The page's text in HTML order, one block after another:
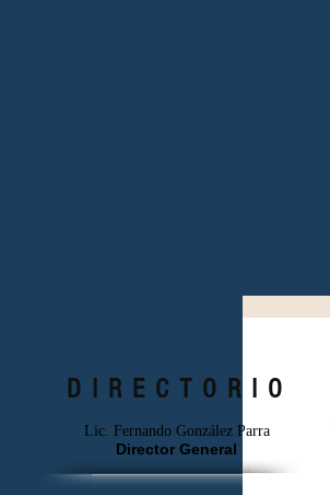
DIRECTORIO
Lic. Fernando González Parra
Director General